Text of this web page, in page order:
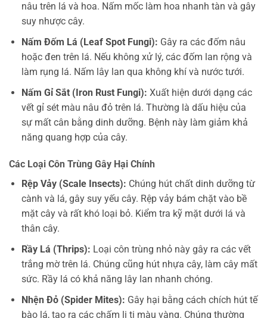
nâu trên lá và hoa. Nấm mốc làm hoa nhanh tàn và gây
suy nhược cây.
Nấm Đốm Lá (Leaf Spot Fungi): Gây ra các đốm nâu
hoặc đen trên lá. Nếu không xử lý, các đốm lan rộng và
làm rụng lá. Nấm lây lan qua không khí và nước tưới.
Nấm Gỉ Sắt (Iron Rust Fungi): Xuất hiện dưới dạng các
vết gỉ sét màu nâu đỏ trên lá. Thường là dấu hiệu của
sự mất cân bằng dinh dưỡng. Bệnh này làm giảm khả
năng quang hợp của cây.
Các Loại Côn Trùng Gây Hại Chính
Rệp Vảy (Scale Insects): Chúng hút chất dinh dưỡng từ
cành và lá, gây suy yếu cây. Rệp vảy bám chặt vào bề
mặt cây và rất khó loại bỏ. Kiểm tra kỹ mặt dưới lá và
thân cây.
Rầy Lá (Thrips): Loại côn trùng nhỏ này gây ra các vết
trắng mờ trên lá. Chúng cũng hút nhựa cây, làm cây mất
sức. Rầy lá có khả năng lây lan nhanh chóng.
Nhện Đỏ (Spider Mites): Gây hại bằng cách chích hút tế
bào lá, tạo ra các chấm li ti màu vàng. Chúng thường